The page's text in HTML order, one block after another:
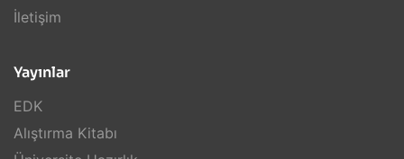
İletişim
Yayınlar
EDK
Alıştırma Kitabı